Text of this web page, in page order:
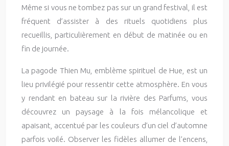
Même si vous ne tombez pas sur un grand festival, il est
fréquent d’assister à des rituels quotidiens plus
recueillis, particulièrement en début de matinée ou en
fin de journée.
La pagode Thien Mu, emblème spirituel de Hue, est un
lieu privilégié pour ressentir cette atmosphère. En vous
y rendant en bateau sur la rivière des Parfums, vous
découvrez un paysage à la fois mélancolique et
apaisant, accentué par les couleurs d’un ciel d’automne
parfois voilé. Observer les fidèles allumer de l’encens,